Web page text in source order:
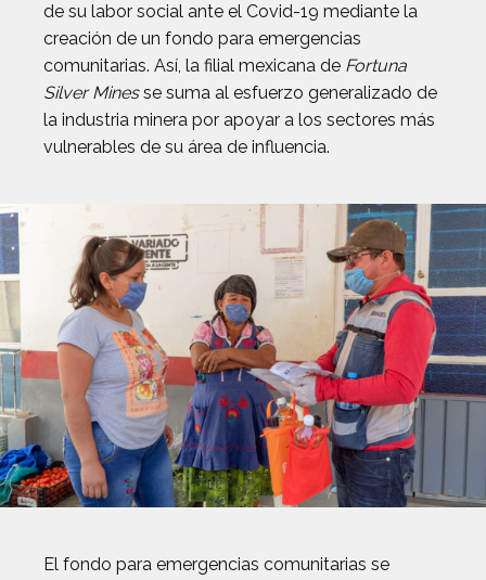
de su labor social ante el Covid-19 mediante la
creación de un fondo para emergencias
comunitarias. Así, la filial mexicana de Fortuna
Silver Minesse suma al esfuerzo generalizado de
la industria minera por apoyar a los sectores más
vulnerables de su área de influencia.
El fondo para emergencias comunitarias se